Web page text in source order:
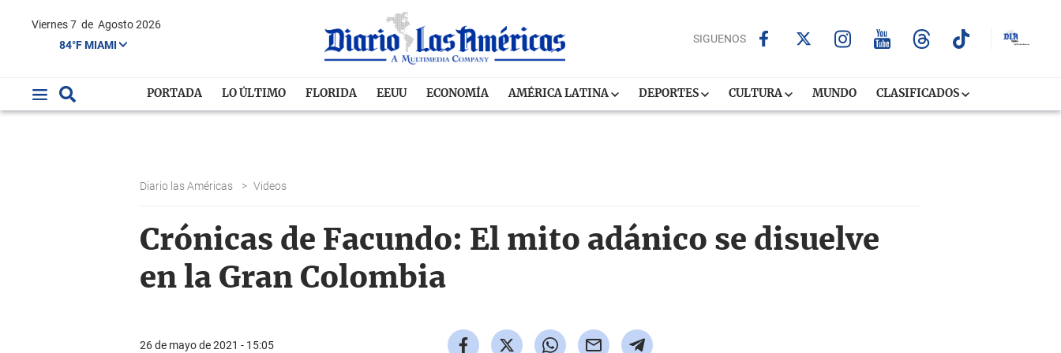
Viernes 7 de Agosto 2026
84°F MIAMI
SIGUENOS
PORTADA LO ÚLTIMO FLORIDA EEUU ECONOMÍA AMÉRICA LATINA DEPORTES CULTURA MUNDO CLASIFICADOS
Diario las Américas > Videos
Crónicas de Facundo: El mito adánico se disuelve
en la Gran Colombia
26 de mayo de 2021 - 15:05